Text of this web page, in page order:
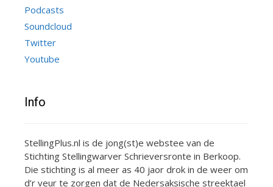
Podcasts
Soundcloud
Twitter
Youtube
Info
StellingPlus.nl is de jong(st)e webstee van de
Stichting Stellingwarver Schrieversronte in Berkoop.
Die stichting is al meer as 40 jaor drok in de weer om
d’r veur te zorgen dat de Nedersaksische streektael